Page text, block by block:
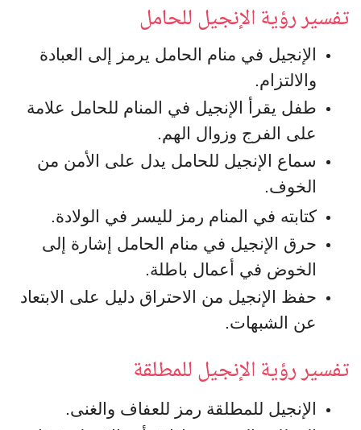
تفسير رؤية الإنجيل للحامل
الإنجيل في منام الحامل يرمز إلى العبادة
والالتزام.
طفل يقرأ الإنجيل في المنام للحامل علامة
على الفرج وزوال الهم.
سماع الإنجيل للحامل يدل على الأمن من
الخوف.
كتابته في المنام رمز لليسر في الولادة.
حرق الإنجيل في منام الحامل إشارة إلى
الخوض في أعمال باطلة.
حفظ الإنجيل من الاحتراق دليل على الابتعاد
عن الشبهات.
تفسير رؤية الإنجيل للمطلقة
الإنجيل للمطلقة رمز للعفاف والغنى.